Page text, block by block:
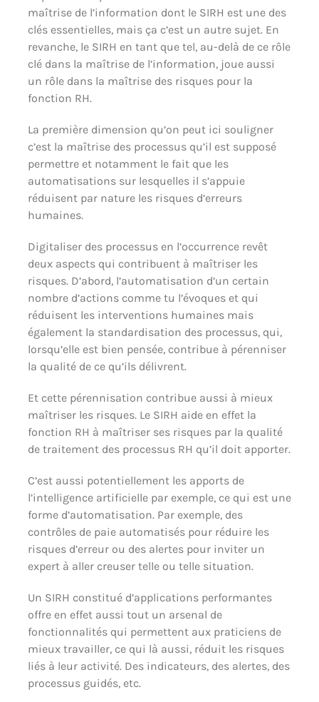
maîtrise de l’information dont le SIRH est une des
clés essentielles, mais ça c’est un autre sujet. En
revanche, le SIRH en tant que tel, au-delà de ce rôle
clé dans la maîtrise de l’information, joue aussi
un rôle dans la maîtrise des risques pour la
fonction RH.
La première dimension qu’on peut ici souligner
c’est la maîtrise des processus qu’il est supposé
permettre et notamment le fait que les
automatisations sur lesquelles il s’appuie
réduisent par nature les risques d’erreurs
humaines.
Digitaliser des processus en l’occurrence revêt
deux aspects qui contribuent à maîtriser les
risques. D’abord, l’automatisation d’un certain
nombre d’actions comme tu l’évoques et qui
réduisent les interventions humaines mais
également la standardisation des processus, qui,
lorsqu’elle est bien pensée, contribue à pérenniser
la qualité de ce qu’ils délivrent.
Et cette pérennisation contribue aussi à mieux
maîtriser les risques. Le SIRH aide en effet la
fonction RH à maîtriser ses risques par la qualité
de traitement des processus RH qu’il doit apporter.
C’est aussi potentiellement les apports de
l’intelligence artificielle par exemple, ce qui est une
forme d’automatisation. Par exemple, des
contrôles de paie automatisés pour réduire les
risques d’erreur ou des alertes pour inviter un
expert à aller creuser telle ou telle situation.
Un SIRH constitué d’applications performantes
offre en effet aussi tout un arsenal de
fonctionnalités qui permettent aux praticiens de
mieux travailler, ce qui là aussi, réduit les risques
liés à leur activité. Des indicateurs, des alertes, des
processus guidés, etc.